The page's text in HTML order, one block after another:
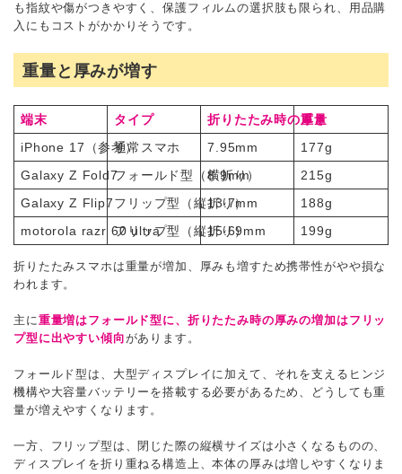
も指紋や傷がつきやすく、保護フィルムの選択肢も限られ、用品購
入にもコストがかかりそうです。
重量と厚みが増す
端末 タイプ 折りたたみ時の厚さ
重量
iPhone 17（参考）通常スマホ 7.95mm
177g
Galaxy Z Fold7フォールド型（横折り）
8.9mm
215g
Galaxy Z Flip7フリップ型（縦折り）
13.7mm
188g
motorola razr 60 ultraフリップ型（縦折り）
15.69mm 199g
折りたたみスマホは重量が増加、厚みも増すため携帯性がやや損な
われます。
主に重量増はフォールド型に、折りたたみ時の厚みの増加はフリッ
プ型に出やすい傾向があります。
フォールド型は、大型ディスプレイに加えて、それを支えるヒンジ
機構や大容量バッテリーを搭載する必要があるため、どうしても重
量が増えやすくなります。
一方、フリップ型は、閉じた際の縦横サイズは小さくなるものの、
ディスプレイを折り重ねる構造上、本体の厚みは増しやすくなりま